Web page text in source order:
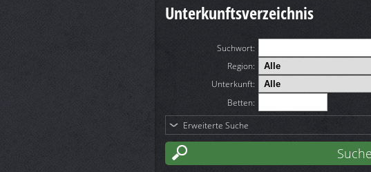
Unterkunftsverzeichnis
Suchwort:
Region:
Unterkunft:
Betten:
Erweiterte Suche